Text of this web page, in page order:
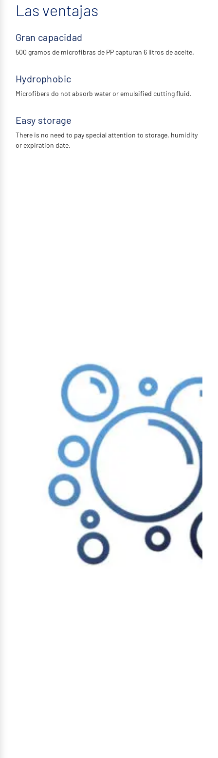
Las ventajas
Gran capacidad
500 gramos de microfibras de PP capturan 6 litros de aceite.
Hydrophobic
Microfibers do not absorb water or emulsified cutting fluid.
Easy storage
There is no need to pay special attention to storage, humidity
or expiration date.